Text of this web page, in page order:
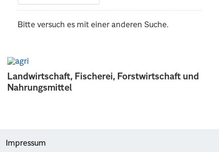
Landwirtschaft, Fischerei, Forstwirtschaft und
Nahrungsmittel
Bitte versuch es mit einer anderen Suche.
Impressum